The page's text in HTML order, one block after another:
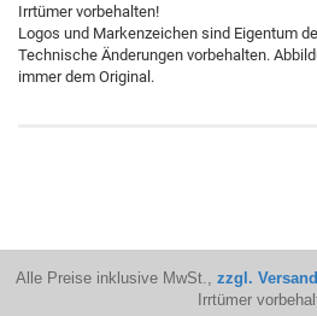
Irrtümer vorbehalten!
Logos und Markenzeichen sind Eigentum
Technische Änderungen vorbehalten.
immer dem Original.
Alle Preise inklusive MwSt., zzgl.
Irrtümer